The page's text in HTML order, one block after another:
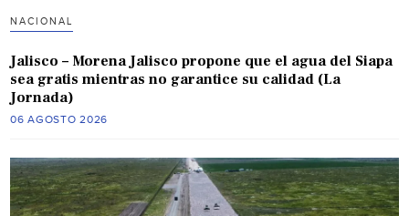
NACIONAL
Jalisco – Morena Jalisco propone que el agua del Siapa
sea gratis mientras no garantice su calidad (La
Jornada)
06 AGOSTO 2026